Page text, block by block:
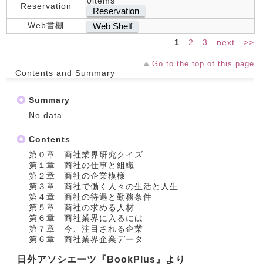
Reservation Reservation
Web書棚 Web Shelf
1 2 3 next >>
Go to the top of this page
Contents and Summary
Summary
No data.
Contents
第０章 商社業界研究クイズ
第１章 商社の仕事と組織
第２章 商社の企業模様
第３章 商社で働く人々の生活と人生
第４章 商社の待遇と勤務条件
第５章 商社の求める人材
第６章 商社業界に入るには
第７章 今、注目される企業
第６章 商社業界企業データ
日外アソシエーツ『BookPlus』より